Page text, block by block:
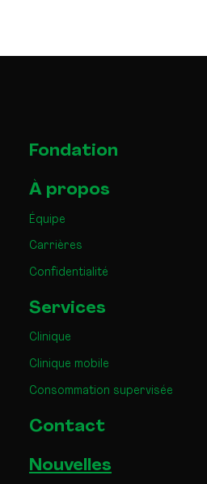
Fondation
À propos
Équipe
Carrières
Confidentialité
Services
Clinique
Clinique mobile
Consommation supervisée
Contact
Nouvelles